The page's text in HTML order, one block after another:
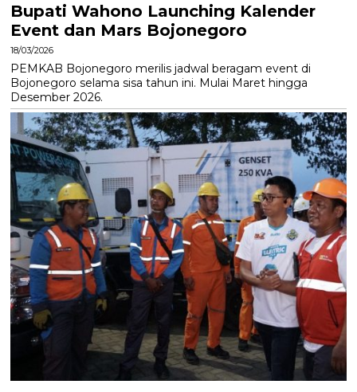
Bupati Wahono Launching Kalender
Event dan Mars Bojonegoro
18/03/2026
PEMKAB Bojonegoro merilis jadwal beragam event di
Bojonegoro selama sisa tahun ini. Mulai Maret hingga
Desember 2026.